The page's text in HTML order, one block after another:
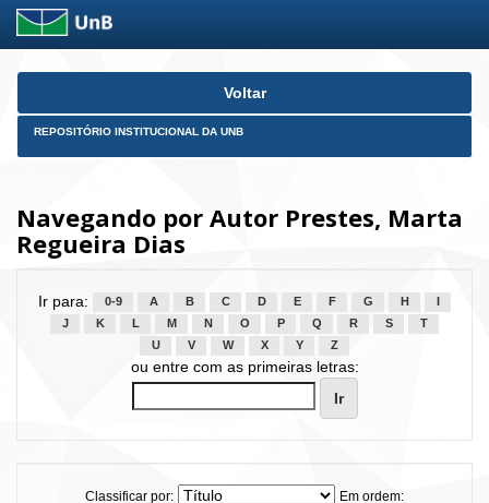
Skip
Voltar
REPOSITÓRIO INSTITUCIONAL DA UNB
Navegando por Autor Prestes, Marta
Regueira Dias
Ir para: 0-9 A B C D E F G H
J
K L M N O P Q R S
T
U
V W X Y Z
ou entre com as primeiras letras:
Classificar por:
Em ordem: